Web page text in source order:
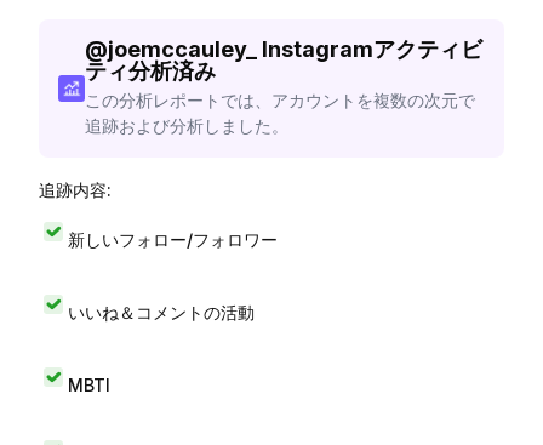
@joemccauley_
Instagramアクティビ
ティ分析済み
この分析レポートでは、アカウントを複数の次元で
追跡および分析しました。
追跡内容:
新しいフォロー/フォロワー
いいね＆コメントの活動
MBTI